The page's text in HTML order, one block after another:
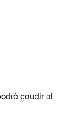
gaudir al